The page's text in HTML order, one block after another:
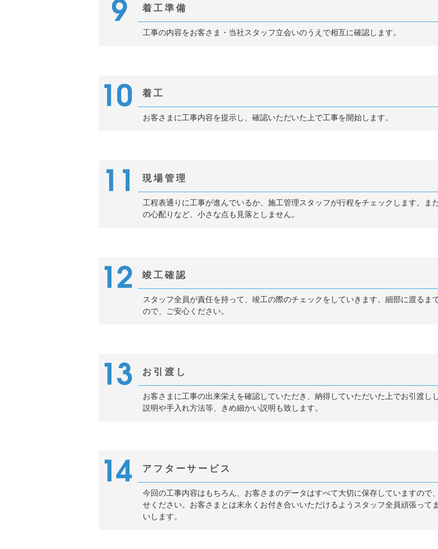
着工準備
工事の内容をお客さま・当社スタッフ立会いのうえで相互に確認します。
着工
お客さまに工事内容を提示し、確認いただいた上で工事を開始します。
現場管理
工程表通りに工事が進んでいるか、施工管理スタッフが行程をチェックします。ま
の心配りなど、小さな点も見落としません。
竣工確認
スタッフ全員が責任を持って、竣工の際のチェックをしていきます。細部に渡るま
ので、ご安心ください。
お引渡し
お客さまに工事の出来栄えを確認していただき、納得していただいた上でお引渡し
説明や手入れ方法等、きめ細かい説明も致します。
アフターサービス
今回の工事内容はもちろん、お客さまのデータはすべて大切に保存していますので
せください。お客さまとは末永くお付き合いいただけるようスタッフ全員頑張って
いします。